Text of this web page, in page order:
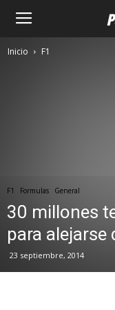
Inicio F1
F1 Formulas General
30 millones
para alejarse
23 septiembre, 2014